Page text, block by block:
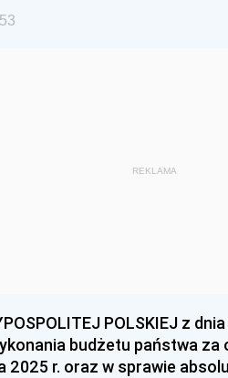
REKLAMA
POLSKIEJ z
budżetu państwa za
2025 r. oraz w sprawie